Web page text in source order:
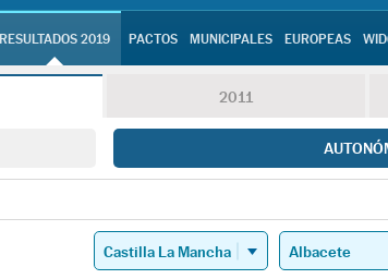
RESULTADOS 2019 PACTOS MUNICIPALES EUROPEAS
2011